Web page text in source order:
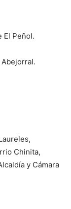
El Peñol.
Chinita,
y Cámara